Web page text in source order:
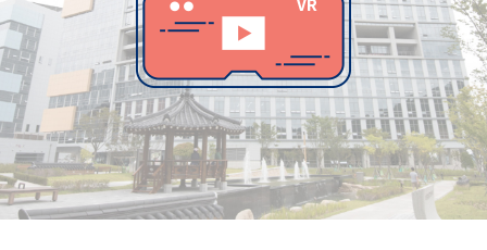
50 주년 기념
성과 50선 숫자로 보는 50년 50 +1주년 광장
세계와 함께 한 KIHASA
VR 역사관